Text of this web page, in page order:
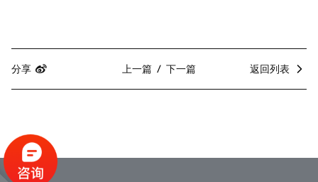
分享 上一篇 下一篇 返回列表